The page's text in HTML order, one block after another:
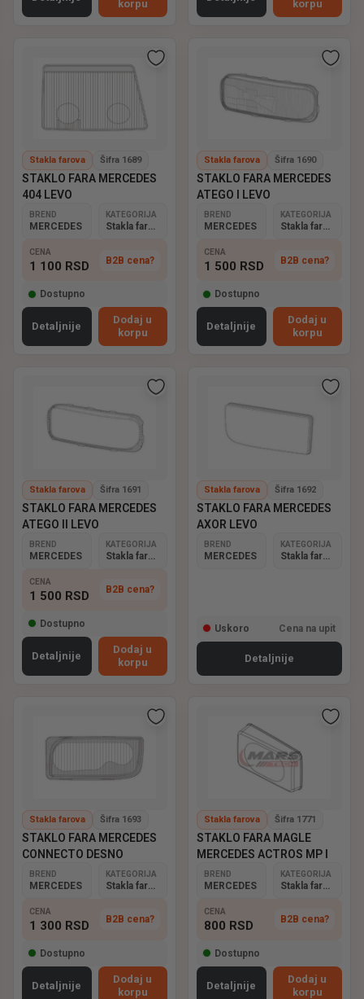
korpu korpu
Stakla farova Šifra 1689
STAKLO FARA MERCEDES
404 LEVO
BREND
MERCEDES
KATEGORIJA
Stakla farova
CENA
1 100 RSD B2B cena?
Dostupno
Detaljnije
Dodaj u
korpu
Stakla farova Šifra 1690
STAKLO FARA MERCEDES
ATEGO I LEVO
BREND
MERCEDES
KATEGORIJA
Stakla farova
CENA
1 500 RSD B2B cena?
Dostupno
Detaljnije
Dodaj u
korpu
Stakla farova Šifra 1691
STAKLO FARA MERCEDES
ATEGO II LEVO
BREND
MERCEDES
KATEGORIJA
Stakla farova
CENA
1 500 RSD B2B cena?
Dostupno
Detaljnije
Dodaj u
korpu
Stakla farova Šifra 1692
STAKLO FARA MERCEDES
AXOR LEVO
BREND
MERCEDES
KATEGORIJA
Stakla farova
Uskoro Cena na upit
Detaljnije
Stakla farova Šifra 1693
STAKLO FARA MERCEDES
CONNECTO DESNO
BREND
MERCEDES
KATEGORIJA
Stakla farova
CENA
1 300 RSD B2B cena?
Dostupno
Detaljnije
Dodaj u
korpu
Stakla farova Šifra 1771
STAKLO FARA MAGLE
MERCEDES ACTROS MP I
BREND
MERCEDES
KATEGORIJA
Stakla farova
CENA
800 RSD B2B cena?
Dostupno
Detaljnije
Dodaj u
korpu